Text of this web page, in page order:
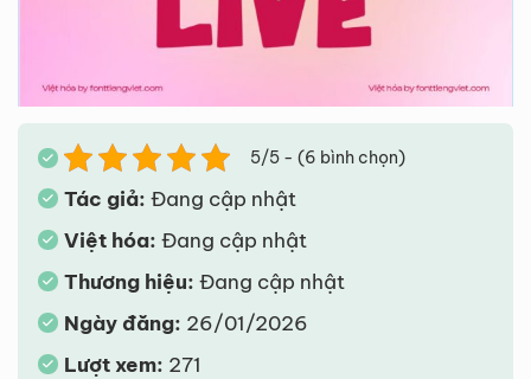
5/5 - (6 bình chọn)
Tác giả: Đang cập nhật
Việt hóa: Đang cập nhật
Thương hiệu: Đang cập nhật
Ngày đăng: 26/01/2026
Lượt xem: 271